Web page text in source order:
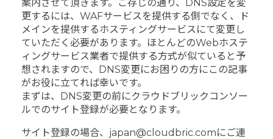
案内させて頂きます。ご存じの通り、DNS設定を変
更するには、WAFサービスを提供する側でなく、ド
メインを提供するホスティングサービスにて変更し
ていただく必要があります。ほとんどのWebホステ
ィングサービス業者で提供する方式が似ていると予
想されますので、DNS変更にお困りの方にこの記事
がお役に立てれば幸いです。
まずは、DNS変更の前にクラウドブリックコンソー
ルでのサイト登録が必要となります。
サイト登録の場合、japan@cloudbric.comにご連